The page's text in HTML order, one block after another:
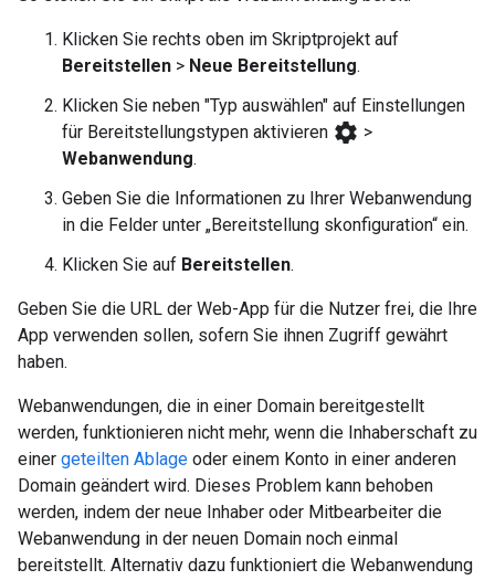
Klicken Sie rechts oben im Skriptprojekt auf
Bereitstellen > Neue Bereitstellung.
Klicken Sie neben "Typ auswählen" auf Einstellungen
für Bereitstellungstypen aktivieren settings >
Webanwendung.
Geben Sie die Informationen zu Ihrer Webanwendung
in die Felder unter „Bereitstellung skonfiguration“ ein.
Klicken Sie auf Bereitstellen.
Geben Sie die URL der Web-App für die Nutzer frei, die Ihre
App verwenden sollen, sofern Sie ihnen Zugriff gewährt
haben.
Webanwendungen, die in einer Domain bereitgestellt
werden, funktionieren nicht mehr, wenn die Inhaberschaft zu
einer geteilten Ablage oder einem Konto in einer anderen
Domain geändert wird. Dieses Problem kann behoben
werden, indem der neue Inhaber oder Mitbearbeiter die
Webanwendung in der neuen Domain noch einmal
bereitstellt. Alternativ dazu funktioniert die Webanwendung